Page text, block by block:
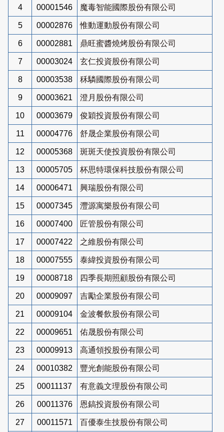
4 00001546 魔毒智能國際股份有限公司
5 00002876 惟動運動股份有限公司
6 00002881 鼎旺蜜醬燒烤股份有限公司
7 00003024 玄仁投資股份有限公司
8 00003538 秝驎國際股份有限公司
9 00003621 澄月股份有限公司
10 00003679 俊穎投資股份有限公司
11 00004776 舒晟企業股份有限公司
12 00005368 斑斑天使投資股份有限公司
13 00005705 杯思特環保科技股份有限公司
14 00006471 興瑞股份有限公司
15 00007345 灃源寓樂股份有限公司
16 00007400 匠管股份有限公司
17 00007422 之維股份有限公司
18 00007555 泰緯投資股份有限公司
19 00008718 四季長期照顧股份有限公司
20 00009097 吉勵企業股份有限公司
21 00009104 金波餐飲股份有限公司
22 00009651 佑晟股份有限公司
23 00009913 高通領投股份有限公司
24 00010382 豐光創能股份有限公司
25 00011137 有意義文理股份有限公司
26 00011376 恩鎬投資股份有限公司
27 00011571 百優泰生技股份有限公司